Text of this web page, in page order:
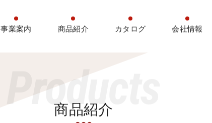
事業案内 商品紹介 カタログ 会社情報
Products
商品紹介